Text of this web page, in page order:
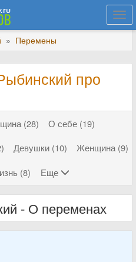
» Перемены
про
(28)
О себе (19)
Девушки (10)
Женщина (9)
(8) Еще
- О переменах